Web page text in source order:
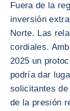
Fuera de la
inversión
Norte. Las
cordiales.
2025 un
podría dar
solicitantes de
de la presión